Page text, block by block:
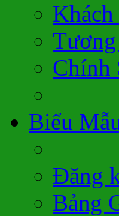
Chính
Biểu
Đăng
Bảng